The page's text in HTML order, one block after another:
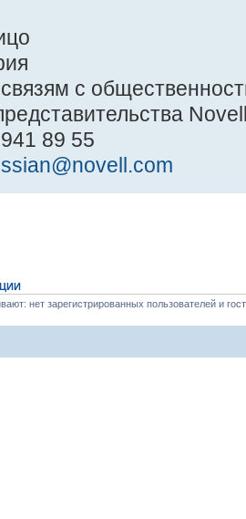
с
89 55
нет зарегистрированных пользователей и